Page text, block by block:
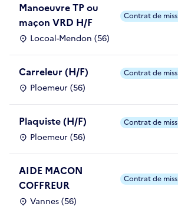
Manoeuvre TP ou
maçon VRD H/F
Locoal-Mendon (56)
Contrat de
Carreleur (H/F)
Ploemeur (56)
Contrat de
Plaquiste (H/F)
Ploemeur (56)
Contrat de
AIDE MACON
COFFREUR
Vannes (56)
Contrat de